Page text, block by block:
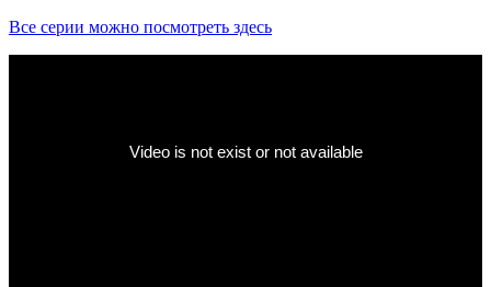
Все серии можно посмотреть здесь